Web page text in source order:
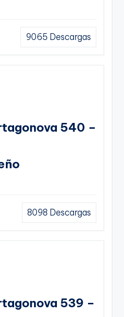
9065 Descargas
540 –
8098 Descargas
539 –